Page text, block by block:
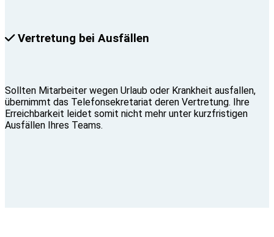
Vertretung bei Ausfällen
Sollten Mitarbeiter wegen Urlaub oder Krankheit ausfallen,
übernimmt das Telefonsekretariat deren Vertretung. Ihre
Erreichbarkeit leidet somit nicht mehr unter kurzfristigen
Ausfällen Ihres Teams.